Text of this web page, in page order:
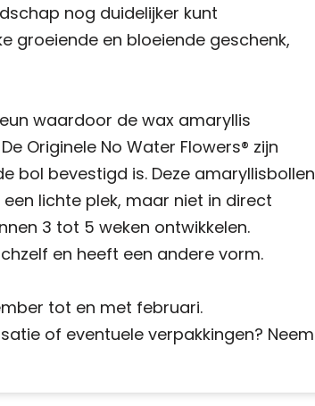
nog duidelijker kunt
groeiende en bloeiende geschenk,
waardoor de wax amaryllis
Originele No Water Flowers® zijn
bol bevestigd is. Deze amaryllisbollen
lichte plek, maar niet in direct
3 tot 5 weken ontwikkelen.
en heeft een andere vorm.
tot en met februari.
of eventuele verpakkingen? Neem